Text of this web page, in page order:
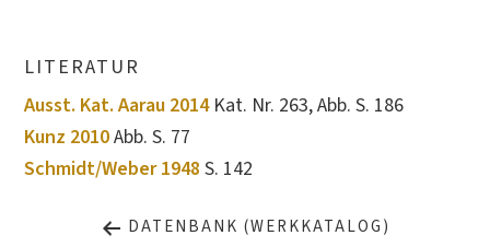
LITERATUR
Ausst. Kat. Aarau 2014Kat. Nr. 263, Abb. S. 186
Kunz 2010Abb. S. 77
Schmidt/Weber 1948 S. 142
DATENBANK (WERKKATALOG)